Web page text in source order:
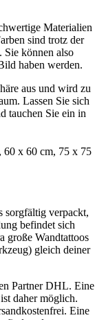
Materialien
sind trotz der
Sie können also
haben werden.
aus und wird zu
Lassen Sie sich
tauchen Sie ein in
, 60 x 60 cm, 75 x 75
verpackt,
befindet sich
große Wandtattoos
gleich deiner
Partner DHL. Eine
daher möglich.
Eine